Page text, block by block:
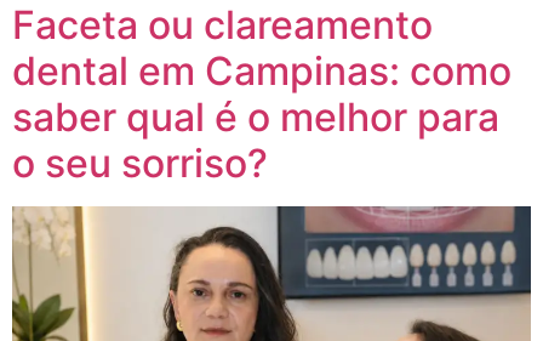
Faceta ou clareamento
dental em Campinas: como
saber qual é o melhor para
o seu sorriso?